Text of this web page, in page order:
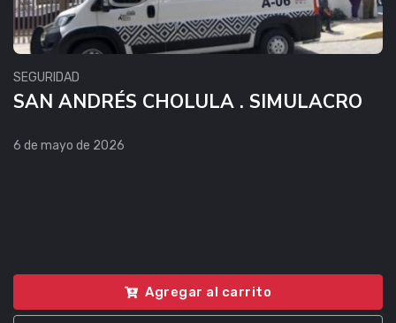
SEGURIDAD
SAN ANDRÉS CHOLULA . SIMULACRO
6 de mayo de 2026
Agregar al carrito